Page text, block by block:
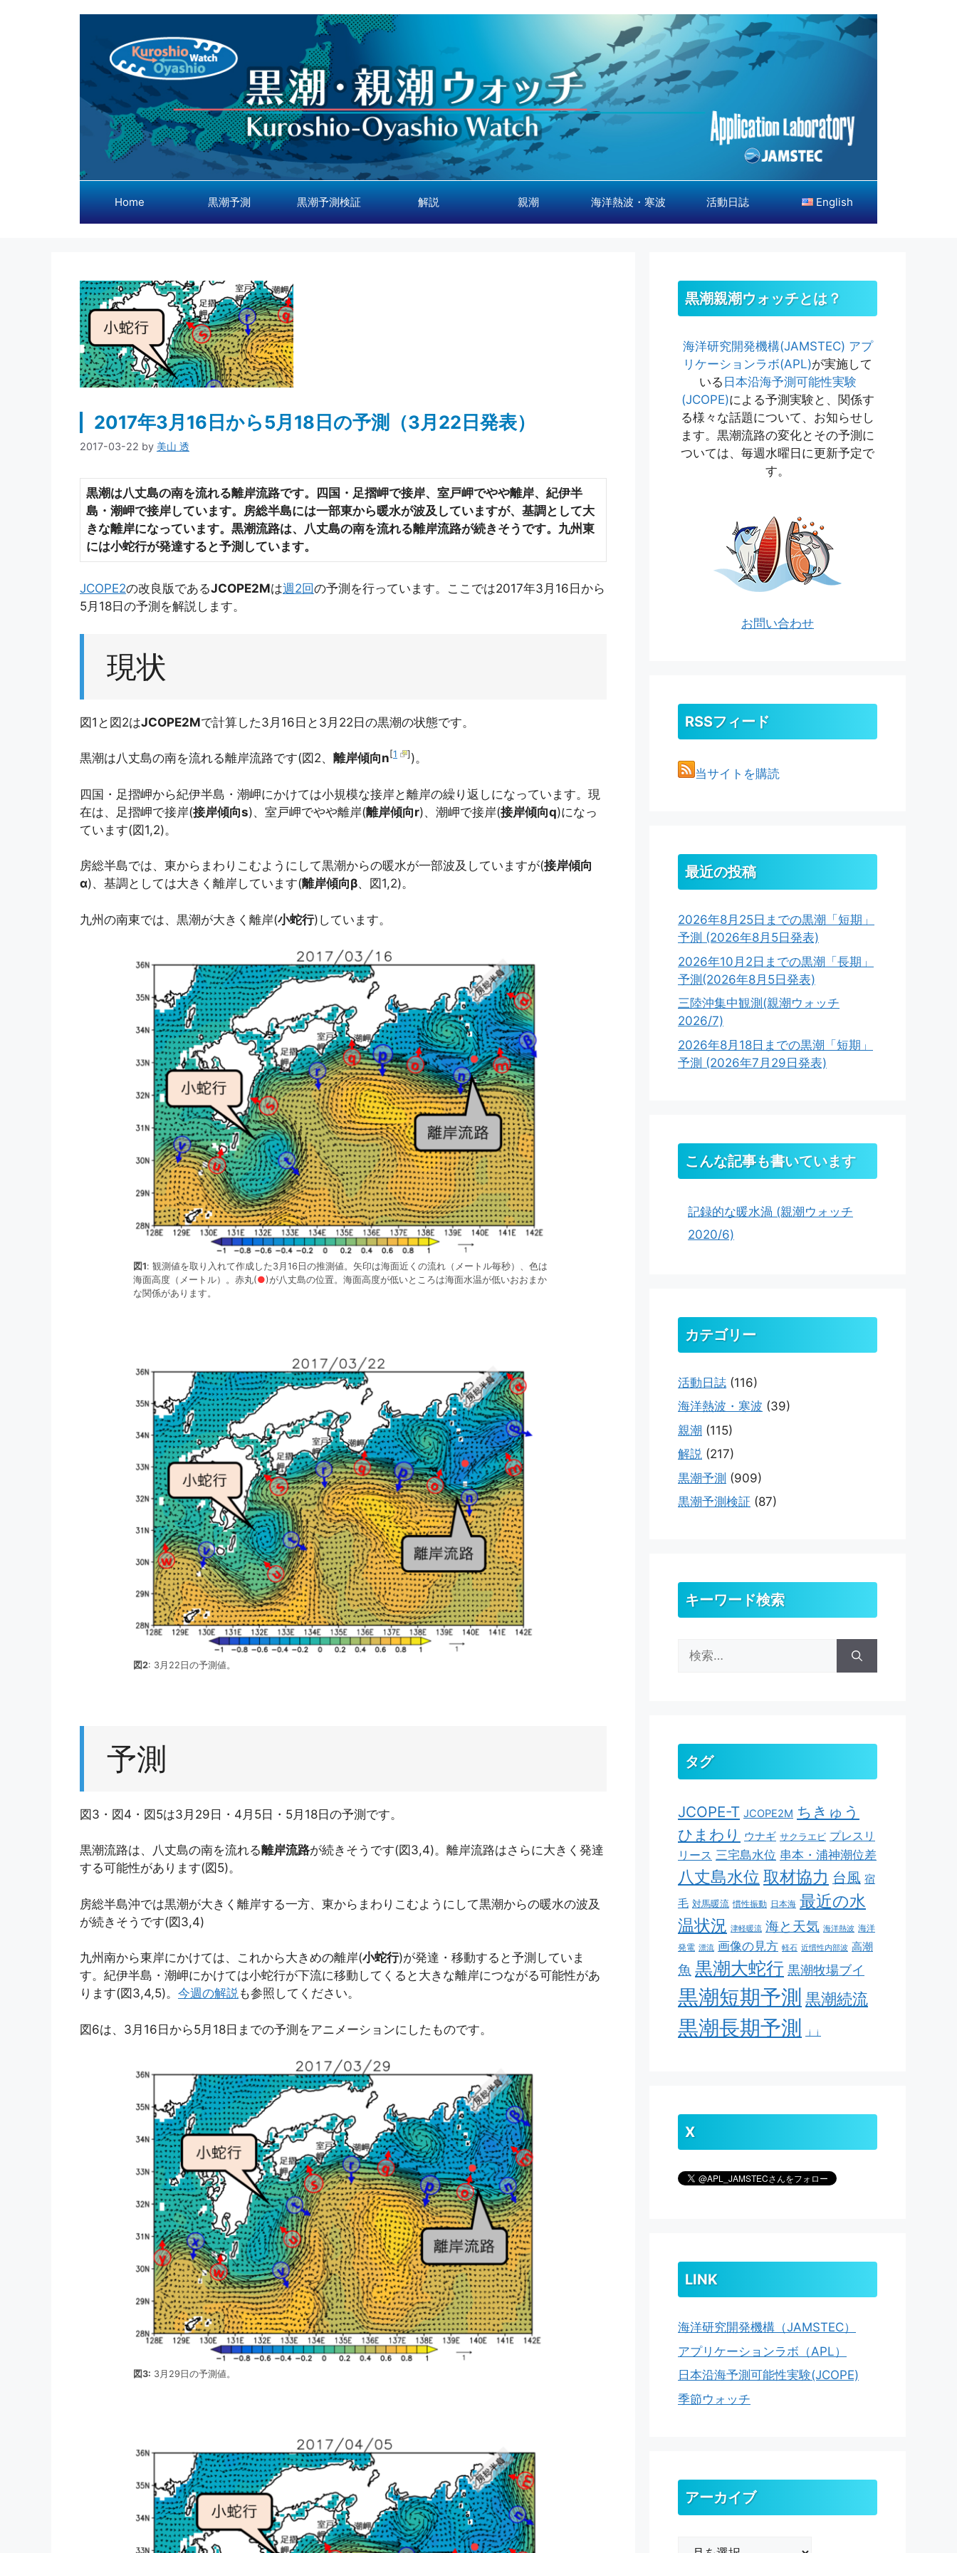
Home 黒潮予測 黒潮予測検証 解説 親潮 海洋熱波・寒波 活動日誌 English
2017年3月16日から5月18日の予測（3月22日発表）
2017-03-22 by 美山 透
黒潮は八丈島の南を流れる離岸流路です。四国・足摺岬で接岸、室戸岬でやや離岸、紀伊半
島・潮岬で接岸しています。房総半島には一部東から暖水が波及していますが、基調として大
きな離岸になっています。黒潮流路は、八丈島の南を流れる離岸流路が続きそうです。九州東
には小蛇行が発達すると予測しています。
JCOPE2の改良版であるJCOPE2Mは週2回の予測を行っています。ここでは2017年3月16日から
5月18日の予測を解説します。
現状
図1と図2はJCOPE2Mで計算した3月16日と3月22日の黒潮の状態です。
黒潮は八丈島の南を流れる離岸流路です(図2、 離岸傾向n [1 ] )。
四国・足摺岬から紀伊半島・潮岬にかけては小規模な接岸と離岸の繰り返しになっています。現
在は、足摺岬で接岸(接岸傾向s)、室戸岬でやや離岸(離岸傾向r)、潮岬で接岸(接岸傾向q)になっ
ています(図1,2)。
房総半島では、東からまわりこむようにして黒潮からの暖水が一部波及していますが(接岸傾向
α)、基調としては大きく離岸しています(離岸傾向β、図1,2)。
九州の南東では、黒潮が大きく離岸(小蛇行)しています。
図1: 観測値を取り入れて作成した3月16日の推測値。矢印は海面近くの流れ（メートル毎秒）、色は
海面高度（メートル）。赤丸(●)が八丈島の位置。海面高度が低いところは海面水温が低いおおまか
な関係があります。
図2: 3月22日の予測値。
予測
図3・図4・図5は3月29日・4月5日・5月18日の予測です。
黒潮流路は、八丈島の南を流れる離岸流路が続きそうです(図3,4)。離岸流路はさらに大きく発達
する可能性があります(図5)。
房総半島沖では黒潮が大きく離岸する一方、東からまわりこむようにして黒潮からの暖水の波及
が続きそうです(図3,4)
九州南から東岸にかけては、これから大きめの離岸(小蛇行)が発達・移動すると予測していま
す。紀伊半島・潮岬にかけては小蛇行が下流に移動してくると大きな離岸につながる可能性があ
ります(図3,4,5)。 今週の解説も参照してください。
図6は、3月16日から5月18日までの予測をアニメーションにしたものです。
図3: 3月29日の予測値。
黒潮親潮ウォッチとは？
海洋研究開発機構(JAMSTEC) アプ
リケーションラボ(APL)が実施して
いる 日本沿海予測可能性実験
(JCOPE)による予測実験と、関係す
る様々な話題について、お知らせし
ます。黒潮流路の変化とその予測に
ついては、毎週水曜日に更新予定で
す。
お問い合わせ
RSSフィード
当サイトを購読
最近の投稿
2026年8月25日までの黒潮「短期」
予測 (2026年8月5日発表)
2026年10月2日までの黒潮「長期」
予測(2026年8月5日発表)
三陸沖集中観測(親潮ウォッチ
2026/7)
2026年8月18日までの黒潮「短期」
予測 (2026年7月29日発表)
こんな記事も書いています
記録的な暖水渦 (親潮ウォッチ
2020/6)
カテゴリー
活動日誌 (116)
海洋熱波・寒波 (39)
親潮 (115)
解説 (217)
黒潮予測 (909)
黒潮予測検証 (87)
キーワード検索
索:
タグ
JCOPE-T JCOPE2M ちきゅう
ひまわり
ウナギ サクラエビ プレスリ
リース 三宅島水位 串本・浦神潮位差
八丈島水位 取材協力 台風 宿
毛 対馬暖流 慣性振動 日本海 最近の水
温状況 津軽暖流 海と天気 海洋熱波 海洋
発電 漂流 画像の見方 軽石 近慣性内部波 高潮
魚 黒潮大蛇行 黒潮牧場ブイ
黒潮短期予測 黒潮続流
黒潮長期予測 ｊｊ
X
LINK
海洋研究開発機構（JAMSTEC）
アプリケーションラボ（APL）
日本沿海予測可能性実験(JCOPE)
季節ウォッチ
アーカイブ